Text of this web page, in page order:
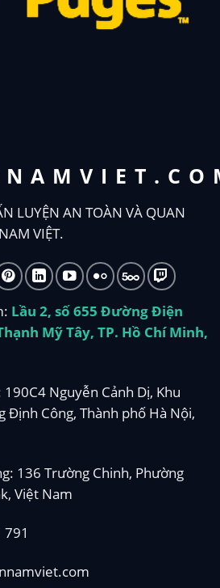
LUYỆN AN TOÀN VÀ QUAN
VIỆT.
Lầu 2, số 655 Đường Điện
Mỹ Tây, TP. Hồ Chí Minh,
Nguyễn Cảnh Dị, Khu
Định Công, Thành phố Hà Nội,
136 Trường Chinh, Phường
Việt Nam